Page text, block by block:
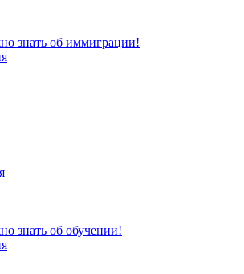
знать об иммиграции!
знать об обучении!